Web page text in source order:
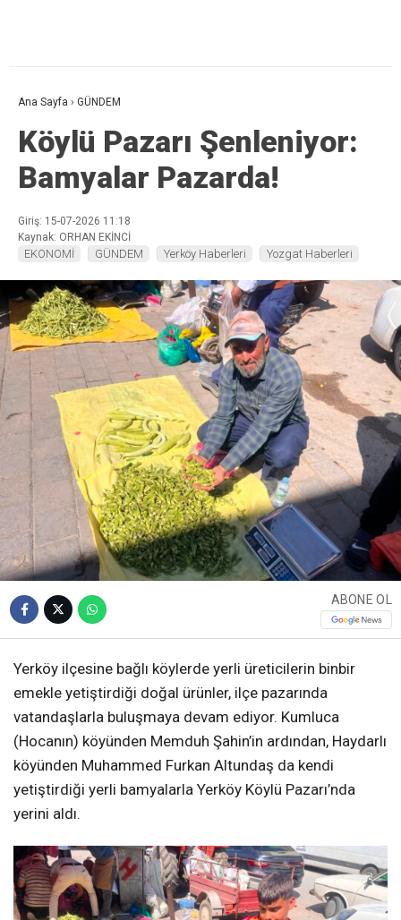
Ana Sayfa › GÜNDEM
Köylü Pazarı Şenleniyor:
Bamyalar Pazarda!
Giriş: 15-07-2026 11:18
Kaynak: ORHAN EKİNCİ
EKONOMİ GÜNDEM Yerköy Haberleri Yozgat Haberleri
ABONE OL
Yerköy ilçesine bağlı köylerde yerli üreticilerin binbir
emekle yetiştirdiği doğal ürünler, ilçe pazarında
vatandaşlarla buluşmaya devam ediyor. Kumluca
(Hocanın) köyünden Memduh Şahin’in ardından, Haydarlı
köyünden Muhammed Furkan Altundaş da kendi
yetiştirdiği yerli bamyalarla Yerköy Köylü Pazarı’nda
yerini aldı.